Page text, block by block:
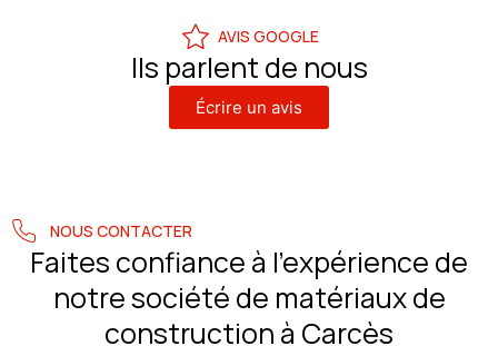
AVIS GOOGLE
Ils parlent de nous
Écrire un avis
NOUS CONTACTER
Faites confiance à l’expérience de
notre société de matériaux de
construction à Carcès